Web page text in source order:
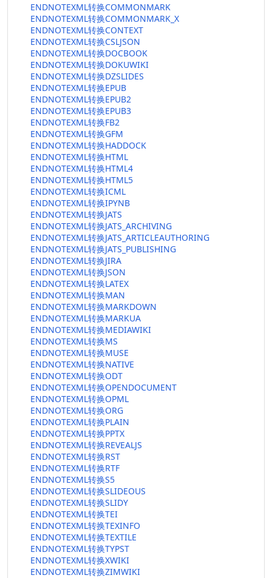
ENDNOTEXML转换COMMONMARK
ENDNOTEXML转换COMMONMARK_X
ENDNOTEXML转换CONTEXT
ENDNOTEXML转换CSLJSON
ENDNOTEXML转换DOCBOOK
ENDNOTEXML转换DOKUWIKI
ENDNOTEXML转换DZSLIDES
ENDNOTEXML转换EPUB
ENDNOTEXML转换EPUB2
ENDNOTEXML转换EPUB3
ENDNOTEXML转换FB2
ENDNOTEXML转换GFM
ENDNOTEXML转换HADDOCK
ENDNOTEXML转换HTML
ENDNOTEXML转换HTML4
ENDNOTEXML转换HTML5
ENDNOTEXML转换ICML
ENDNOTEXML转换IPYNB
ENDNOTEXML转换JATS
ENDNOTEXML转换JATS_ARCHIVING
ENDNOTEXML转换JATS_ARTICLEAUTHORING
ENDNOTEXML转换JATS_PUBLISHING
ENDNOTEXML转换JIRA
ENDNOTEXML转换JSON
ENDNOTEXML转换LATEX
ENDNOTEXML转换MAN
ENDNOTEXML转换MARKDOWN
ENDNOTEXML转换MARKUA
ENDNOTEXML转换MEDIAWIKI
ENDNOTEXML转换MS
ENDNOTEXML转换MUSE
ENDNOTEXML转换NATIVE
ENDNOTEXML转换ODT
ENDNOTEXML转换OPENDOCUMENT
ENDNOTEXML转换OPML
ENDNOTEXML转换ORG
ENDNOTEXML转换PLAIN
ENDNOTEXML转换PPTX
ENDNOTEXML转换REVEALJS
ENDNOTEXML转换RST
ENDNOTEXML转换RTF
ENDNOTEXML转换S5
ENDNOTEXML转换SLIDEOUS
ENDNOTEXML转换SLIDY
ENDNOTEXML转换TEI
ENDNOTEXML转换TEXINFO
ENDNOTEXML转换TEXTILE
ENDNOTEXML转换TYPST
ENDNOTEXML转换XWIKI
ENDNOTEXML转换ZIMWIKI